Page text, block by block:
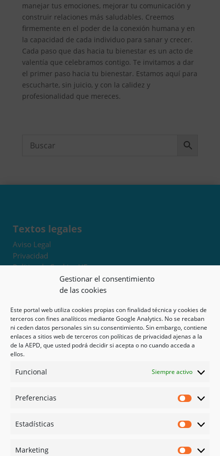
Gestionar el consentimiento
de las cookies
Este portal web utiliza cookies propias con finalidad técnica y cookies de
terceros con fines analíticos mediante Google Analytics. No se recaban
ni ceden datos personales sin su consentimiento. Sin embargo, contiene
enlaces a sitios web de terceros con políticas de privacidad ajenas a la
de la AEPD, que usted podrá decidir si acepta o no cuando acceda a
ellos.
Funcional Siempre activo
Preferencias
Estadísticas
Marketing
manejar tus emociones, mejorar tu comunicación y
construir relaciones más saludables. Creemos
firmemente en el poder de la conexión humana y en
la capacidad de cada individuo para sanar y crecer.
Cada paso que das hacia tu bienestar es un acto de
valentía que celebramos contigo. Te invitamos a dar
el primer paso hacia tu bienestar. Estamos aquí para
escucharte, sin juicio, y con la calidez y
profesionalidad que mereces.
Textos legales
Aviso Legal
Privacidad
Política de Cookies UE
Términos y condiciones
Exoneración de responsabilidad
Mapa del sitio
Mi cuenta
Tienda
Psicología en Murcia
Guías
Redes sociales
Instagram
Linked in